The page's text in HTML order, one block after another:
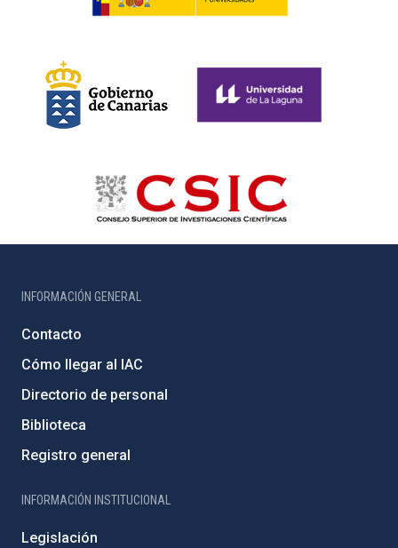
INFORMACIÓN GENERAL
Contacto
Cómo llegar al IAC
Directorio de personal
Biblioteca
Registro general
INFORMACIÓN INSTITUCIONAL
Legislación